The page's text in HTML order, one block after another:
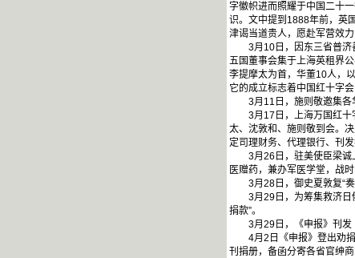
字徽帜进而照耀于中国二十
识。文中提到1888年前，英
津谒当道贵人，愿赴军营效
3月10日，因东三省普济善
五国董事会集于上海英租界
李提摩太为首，华董10人，
它的成立标志着中国红十字会
3月11日，施则敬邀集各华
3月17日，上海万国红十字
太、沈敦和、施则敬到会。
定司理财务、代理银行、刊
3月26日，驻美使臣梁诚上
医赠药，兼办军医学堂，战
3月28日，御史夏敦复“奏
3月29日，为筹集救济日俄
捐款”。
3月29日，《申报》刊发《
4月2日《申报》登出劝捐
刊捐册，备函分寄各省官绅